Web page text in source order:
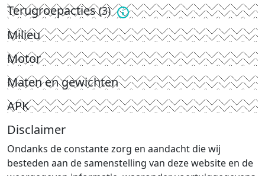
Terugroepacties(3)
Milieu
Motor
Maten en gewichten
APK
Disclaimer
Ondanks de constante zorg en aandacht die wij
besteden aan de samenstelling van deze website en de